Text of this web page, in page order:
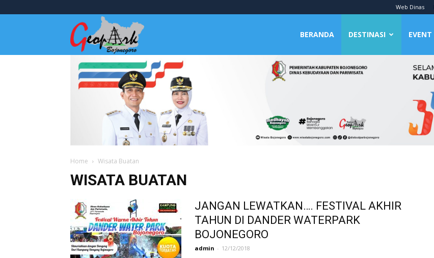
Web Dinas
Bojonegoro
BERANDA DESTINASI EVENT
Home Wisata Buatan
WISATA BUATAN
JANGAN LEWATKAN…. FESTIVAL AKHIR
TAHUN DI DANDER WATERPARK
BOJONEGORO
admin - 12/12/2018